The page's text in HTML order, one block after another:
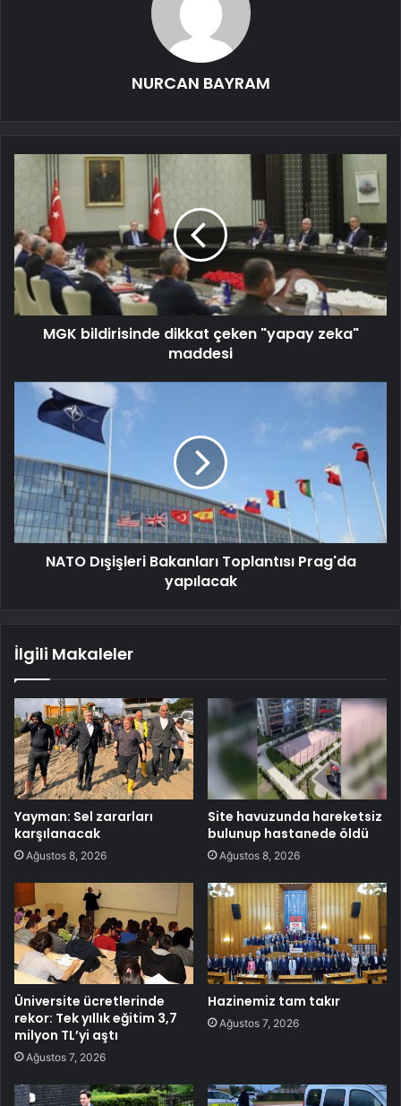
NURCAN BAYRAM
MGK bildirisinde dikkat çeken "yapay zeka"
maddesi
NATO Dışişleri Bakanları Toplantısı Prag'da
yapılacak
İlgili Makaleler
Yayman: Sel zararları
karşılanacak
Ağustos 8, 2026
Site havuzunda hareketsiz
bulunup hastanede öldü
Ağustos 8, 2026
Üniversite ücretlerinde
rekor: Tek yıllık eğitim 3,7
milyon TL’yi aştı
Ağustos 7, 2026
Hazinemiz tam takır
Ağustos 7, 2026